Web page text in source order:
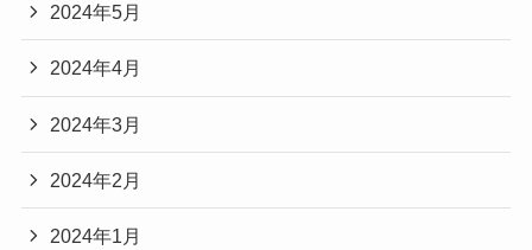
2024年5月
2024年4月
2024年3月
2024年2月
2024年1月